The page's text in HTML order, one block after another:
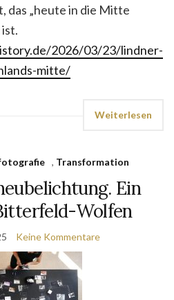
das „heute in die Mitte
2026/03/23/lindner-
mitte/
Weiterlesen
, Transformation
Ein
Wolfen
Keine Kommentare